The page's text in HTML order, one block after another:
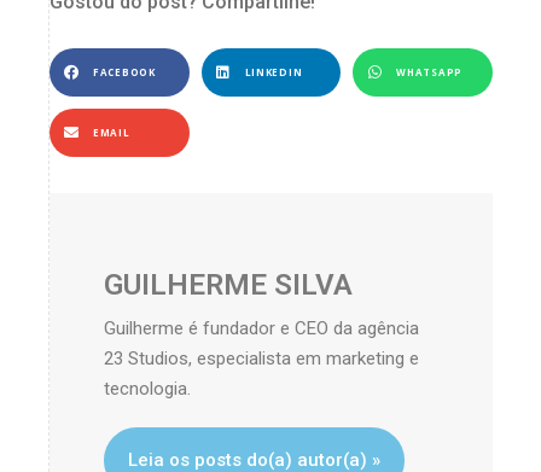
FACEBOOK LINKEDIN WHATSAPP
EMAIL
GUILHERME SILVA
Guilherme é fundador e CEO da agência
23 Studios, especialista em marketing e
tecnologia.
Leia os posts do(a) autor(a) »